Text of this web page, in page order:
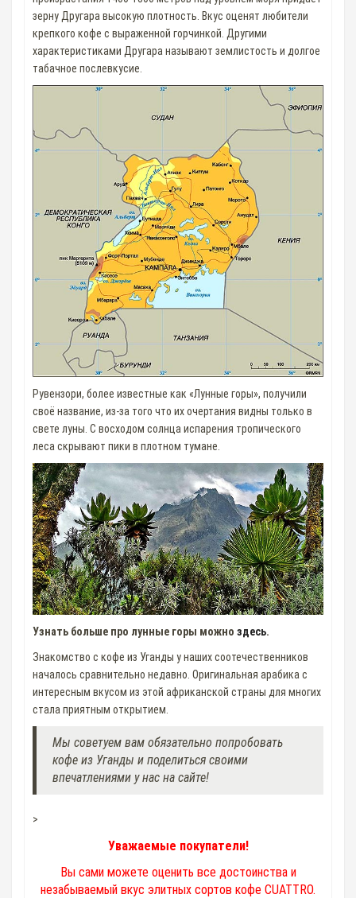
зерну Другара высокую плотность. Вкус оценят любители
крепкого кофе с выраженной горчинкой. Другими
характеристиками Другара называют землистость и долгое
табачное послевкусие.
Рувензори, более известные как «Лунные горы», получили
своё название, из-за того что их очертания видны только в
свете луны. С восходом солнца испарения тропического
леса скрывают пики в плотном тумане.
Узнать больше про лунные горы можно здесь.
Знакомство с кофе из Уганды у наших соотечественников
началось сравнительно недавно. Оригинальная арабика с
интересным вкусом из этой африканской страны для многих
стала приятным открытием.
Мы советуем вам обязательно попробовать
кофе из Уганды и поделиться своими
впечатлениями у нас на сайте!
>
Уважаемые покупатели!
Вы сами можете оценить все достоинства и
незабываемый вкус элитных сортов кофе CUATTRO.